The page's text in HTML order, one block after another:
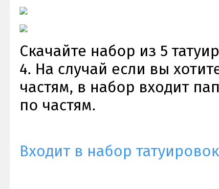
Скачайте набор из 5
4. На случай если вы
частям, в набор входит
по частям.
Входит в набор